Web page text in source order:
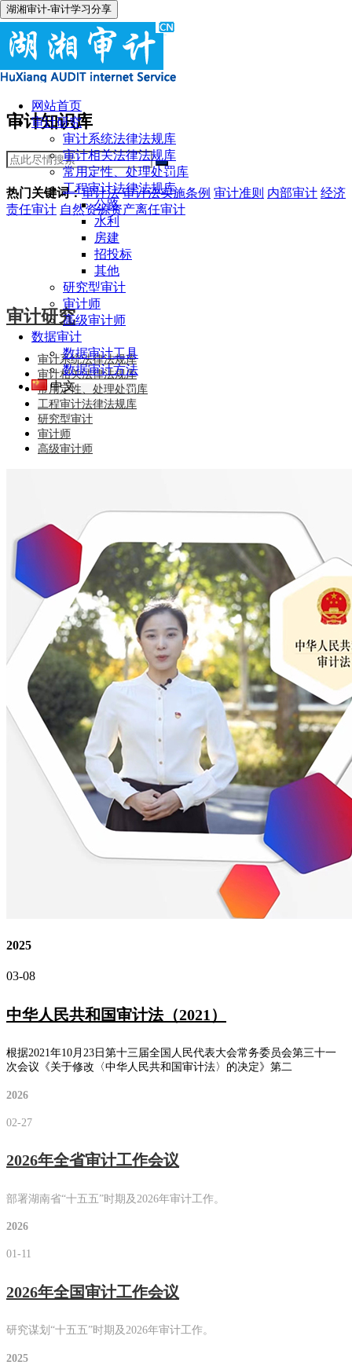
湖湘审计-审计学习分享
网站首页
审计研究
审计系统法律法规库
审计相关法律法规库
常用定性、处理处罚库
工程审计法律法规库
公路
水利
房建
招投标
其他
研究型审计
审计师
高级审计师
数据审计
数据审计工具
数据审计方法
中文
审计知识库
热门关键词：审计法 审计法实施条例 审计准则 内部审计 经济
责任审计 自然资源资产离任审计
审计研究
审计系统法律法规库
审计相关法律法规库
常用定性、处理处罚库
工程审计法律法规库
研究型审计
审计师
高级审计师
2025
03-08
中华人民共和国审计法（2021）
根据2021年10月23日第十三届全国人民代表大会常务委员会第三十一
次会议《关于修改〈中华人民共和国审计法〉的决定》第二
2026
02-27
2026年全省审计工作会议
部署湖南省“十五五”时期及2026年审计工作。
2026
01-11
2026年全国审计工作会议
研究谋划“十五五”时期及2026年审计工作。
2025